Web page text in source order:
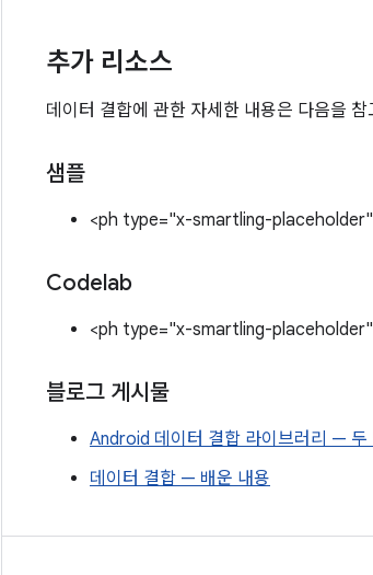
추가 리소스
데이터 결합에 관한 자세한 내용은 다음을
샘플
<ph type="x-smartling-
Codelab
<ph type="x-smartling-
블로그 게시물
Android 데이터 결합 라이브러리 —
데이터 결합 — 배운 내용